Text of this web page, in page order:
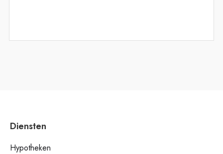
Diensten
Hypotheken